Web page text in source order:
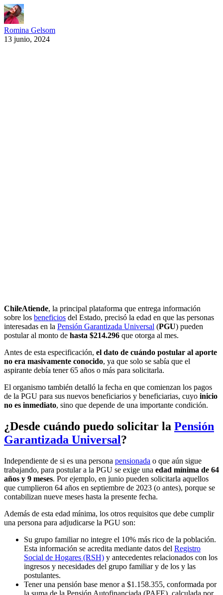
Romina Gelsom
13 junio, 2024
ChileAtiende, la principal plataforma que entrega información
sobre los beneficios del Estado, precisó la edad en que las personas
interesadas en la Pensión Garantizada Universal (PGU) pueden
postular al monto de hasta $214.296 que otorga al mes.
Antes de esta especificación, el dato de cuándo postular al aporte
no era masivamente conocido, ya que solo se sabía que el
aspirante debía tener 65 años o más para solicitarla.
El organismo también detalló la fecha en que comienzan los pagos
de la PGU para sus nuevos beneficiarios y beneficiarias, cuyo inicio
no es inmediato, sino que depende de una importante condición.
¿Desde cuándo puedo solicitar la Pensión
Garantizada Universal?
Independiente de si es una persona pensionada o que aún sigue
trabajando, para postular a la PGU se exige una edad mínima de 64
años y 9 meses. Por ejemplo, en junio pueden solicitarla aquellos
que cumplieron 64 años en septiembre de 2023 (o antes), porque se
contabilizan nueve meses hasta la presente fecha.
Además de esta edad mínima, los otros requisitos que debe cumplir
una persona para adjudicarse la PGU son:
Su grupo familiar no integre el 10% más rico de la población.
Esta información se acredita mediante datos del Registro
Social de Hogares (RSH) y antecedentes relacionados con los
ingresos y necesidades del grupo familiar y de los y las
postulantes.
Tener una pensión base menor a $1.158.355, conformada por